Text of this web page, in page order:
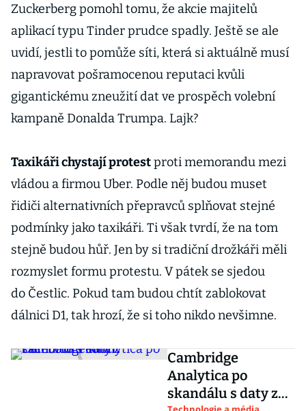
Zuckerberg pomohl tomu, že akcie majitelů
aplikací typu Tinder prudce spadly. Ještě se ale
uvidí, jestli to pomůže síti, která si aktuálně musí
napravovat pošramocenou reputaci kvůli
gigantickému zneužití dat ve prospěch volební
kampaně Donalda Trumpa. Lajk?
Taxikáři chystají protestproti memorandu mezi
vládou a firmou Uber. Podle něj budou muset
řidiči alternativních přepravců splňovat stejné
podmínky jako taxikáři. Ti však tvrdí, že na tom
stejně budou hůř. Jen by si tradiční drožkáři měli
rozmyslet formu protestu. V pátek se sjedou
do Čestlic. Pokud tam budou chtít zablokovat
dálnici D1, tak hrozí, že si toho nikdo nevšimne.
Cambridge
Analytica po
skandálu s daty z